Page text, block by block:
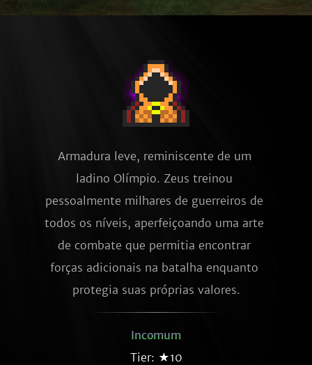
Armadura leve, reminiscente de um
ladino Olímpio. Zeus treinou
pessoalmente milhares de guerreiros de
todos os níveis, aperfeiçoando uma arte
de combate que permitia encontrar
forças adicionais na batalha enquanto
protegia suas próprias valores.
Incomum
Tier: ★10